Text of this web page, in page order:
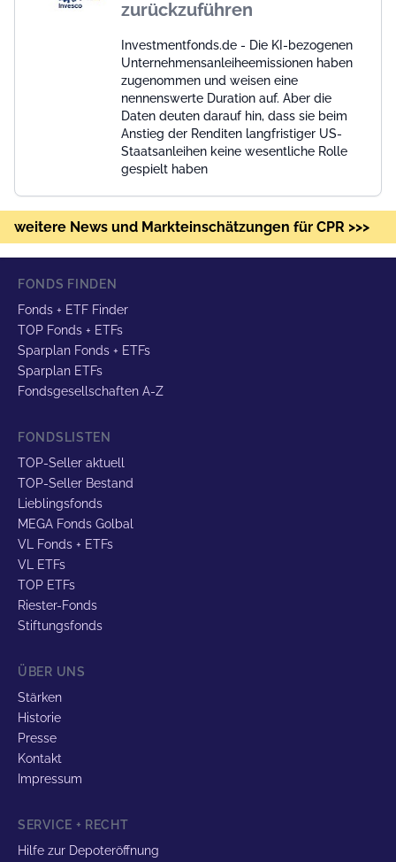
zurückzuführen
Investmentfonds.de - Die KI-bezogenen
Unternehmensanleiheemissionen haben
zugenommen und weisen eine
nennenswerte Duration auf. Aber die
Daten deuten darauf hin, dass sie beim
Anstieg der Renditen langfristiger US-
Staatsanleihen keine wesentliche Rolle
gespielt haben
weitere News und Markteinschätzungen für CPR >>>
FONDS FINDEN
Fonds + ETF Finder
TOP Fonds + ETFs
Sparplan Fonds + ETFs
Sparplan ETFs
Fondsgesellschaften A-Z
FONDSLISTEN
TOP-Seller aktuell
TOP-Seller Bestand
Lieblingsfonds
MEGA Fonds Golbal
VL Fonds + ETFs
VL ETFs
TOP ETFs
Riester-Fonds
Stiftungsfonds
ÜBER UNS
Stärken
Historie
Presse
Kontakt
Impressum
SERVICE + RECHT
Hilfe zur Depoteröffnung